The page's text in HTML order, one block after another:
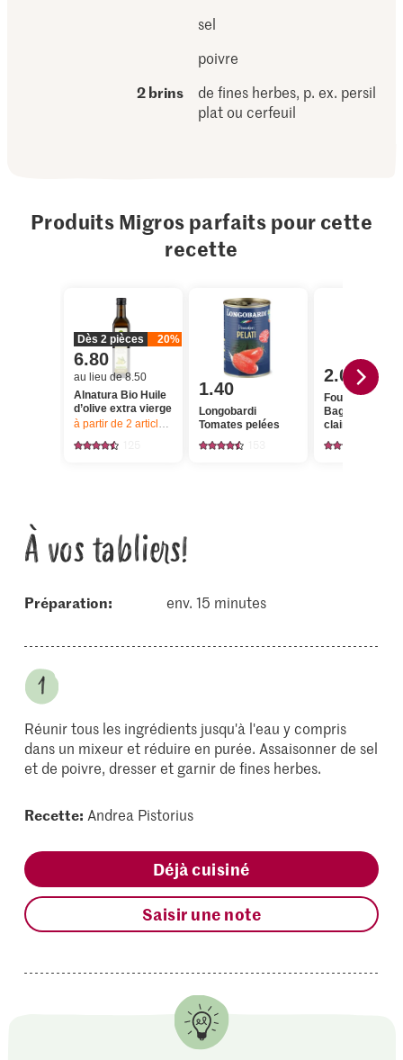
sel
poivre
2 brins
de fines herbes, p. ex. persil
plat ou cerfeuil
Produits Migros parfaits pour cette
recette
Dès 2 pièces 20%
6.80
au lieu de 8.50
Alnatura Bio Huile
d’olive extra vierge
à partir de 2 articles, Offre valable du 6.8 au 12.8.2026, jusqu’à
1.40
Longobardi
Tomates pelées
2.00
Four à pierre
Baguette
claire
À vos tabliers!
Préparation: env. 15 minutes
Réunir tous les ingrédients jusqu'à l'eau y compris
dans un mixeur et réduire en purée. Assaisonner de sel
et de poivre, dresser et garnir de fines herbes.
Recette: Andrea Pistorius
Déjà cuisiné
Saisir une note